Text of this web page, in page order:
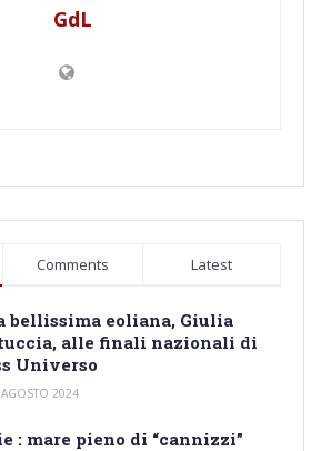
GdL
Comments Latest
bellissima eoliana, Giulia
alle finali nazionali di
Universo
2024
: mare pieno di “cannizzi”